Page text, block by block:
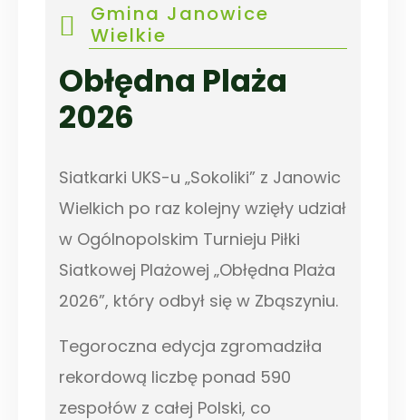
Gmina Janowice
Wielkie
Obłędna Plaża
2026
Siatkarki UKS-u „Sokoliki” z Janowic
Wielkich po raz kolejny wzięły udział
w Ogólnopolskim Turnieju Piłki
Siatkowej Plażowej „Obłędna Plaża
2026”, który odbył się w Zbąszyniu.
Tegoroczna edycja zgromadziła
rekordową liczbę ponad 590
zespołów z całej Polski, co